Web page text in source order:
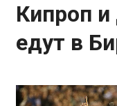
Кипроп
едут в